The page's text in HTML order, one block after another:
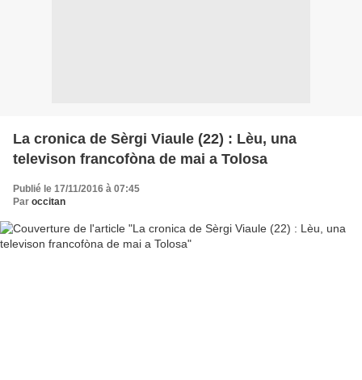
La cronica de Sèrgi Viaule (22) : Lèu, una
televison francofòna de mai a Tolosa
Publié le 17/11/2016 à 07:45
Par occitan